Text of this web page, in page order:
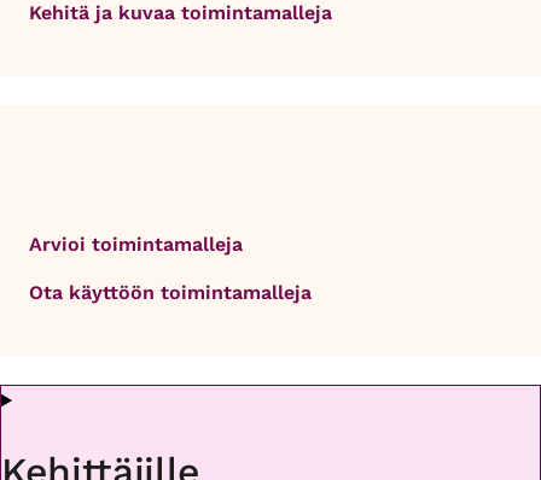
Kehitä ja kuvaa toimintamalleja
Arvioi toimintamalleja
Ota käyttöön toimintamalleja